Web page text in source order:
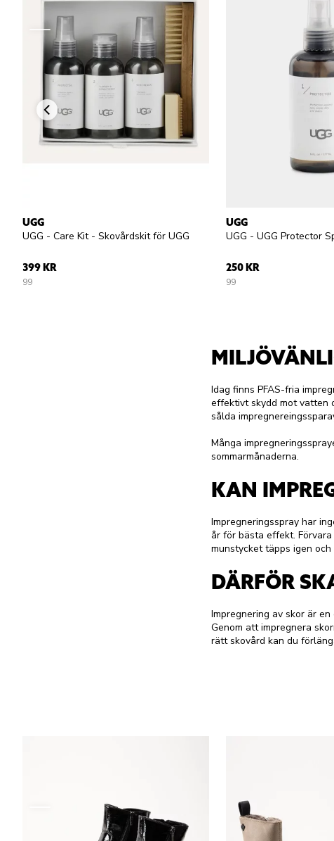
UGG
UGG - Care Kit - Skovårdskit för UGG
399 KR
99
UGG
250 KR
99
Idag finns PFAS-fria
effektivt skydd mot vatten
sålda
Många
sommarmånaderna.
KAN
Impregneringsspray har
år för bästa effekt.
munstycket täpps igen
DÄRFÖR
Impregnering av skor är
Genom att impregnera
rätt skovård kan du